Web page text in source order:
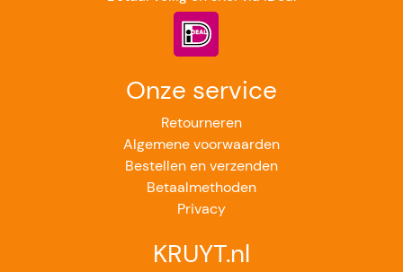
Onze service
Retourneren
Algemene voorwaarden
Bestellen en verzenden
Betaalmethoden
Privacy
KRUYT.nl